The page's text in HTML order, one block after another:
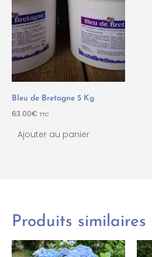
Bleu de Bretagne 5 Kg
63.00€ TTC
Ajouter au panier
Produits similaires